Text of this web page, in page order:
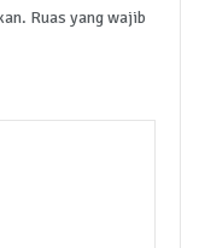
Ruas yang wajib